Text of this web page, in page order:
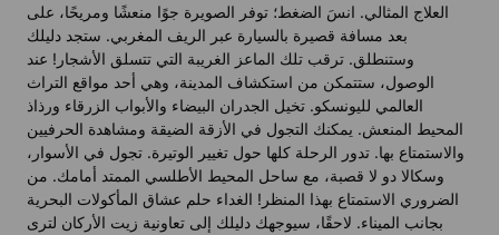
العلاج المثالي. انسَ الضغط؛ توفر الصويرة جوًا منعشًا ومريحًا، على
بعد مسافة قصيرة بالسيارة عبر الريف المغربي. ستجد دليلك
وستنطلق. ترقب تلك الماعز الغريبة التي تتسلق الأشجار! عند
الوصول، ستتمكن من استكشاف المدينة، وهي أحد مواقع التراث
العالمي لليونسكو. تخيل الجدران البيضاء والأبواب الزرقاء ورذاذ
المحيط المنعش. يمكنك التجول في الأزقة الضيقة ومشاهدة الحرفيين
والاستمتاع بها. تدور الرحلة كلها حول تغيير الوتيرة. تجول في الأسوار،
وسكالا دو لا قصبة، مع ساحل المحيط الأطلسي الممتد أمامك. من
الضروري الاستمتاع بهذا المنظر! الغداء حلم عشاق المأكولات البحرية
بجانب الميناء. لاحقًا، سيوجهك دليلك إلى تعاونية زيت الأركان لترى